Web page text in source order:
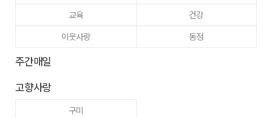
교육
건강
이웃사랑
동정
주간매일
고향사랑
구미